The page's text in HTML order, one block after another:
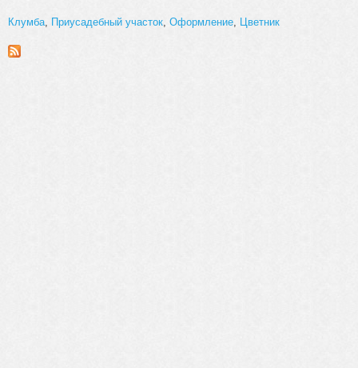
Клумба, Приусадебный участок, Оформление, Цветник